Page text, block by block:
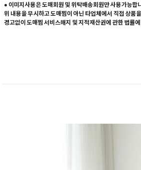
• 이미지사용은 도매회원 및 위탁배송회원만 사용가능합
위 내용을 무시하고 도매찜이 아닌 타업체에서 직접 상품
경고없이 도매찜 서비스해지 및 지적재산권에 관한 법률